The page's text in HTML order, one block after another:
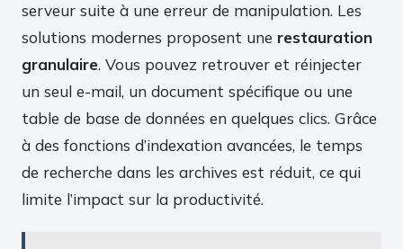
serveur suite à une erreur de manipulation. Les
solutions modernes proposent une restauration
granulaire. Vous pouvez retrouver et réinjecter
un seul e-mail, un document spécifique ou une
table de base de données en quelques clics. Grâce
à des fonctions d’indexation avancées, le temps
de recherche dans les archives est réduit, ce qui
limite l’impact sur la productivité.